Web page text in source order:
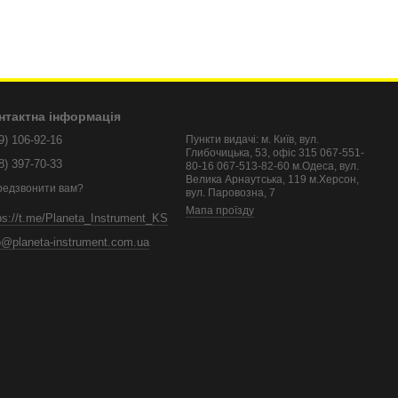
інформація
106-92-16
397-70-33
вам?
t.me/Planeta_Instrument_KS
instrument.com.ua
Пункти видачі: м. Київ, вул.
Глибочицька, 53, офіс 315 067-551-
80-16 067-513-82-60 м.Одеса, вул.
Велика Арнаутська, 119 м.Херсон,
вул. Паровозна, 7
Мапа проїзду